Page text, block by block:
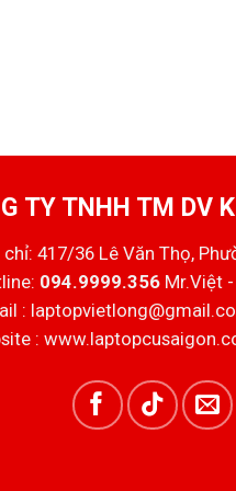
TY TNHH TM DV
417/36 Lê Văn Thọ,
094.9999.356 Mr.Việt -
:
: